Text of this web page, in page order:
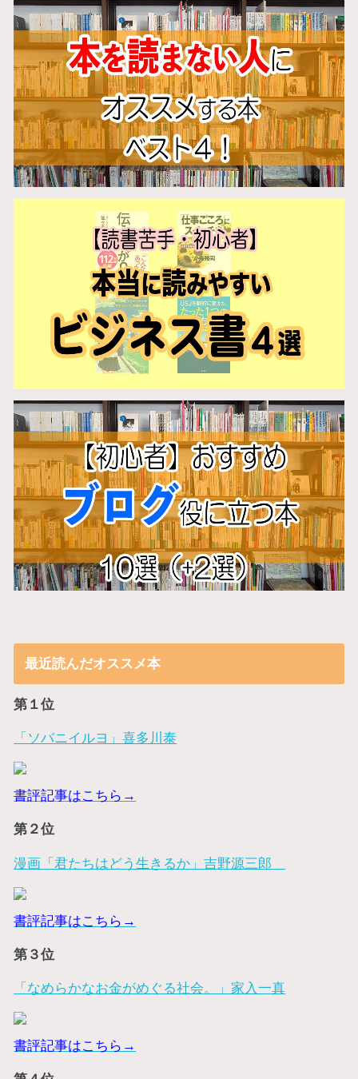
最近読んだオススメ本
第１位
「ソバニイルヨ」喜多川泰
書評記事はこちら→
第２位
漫画「君たちはどう生きるか」吉野源三郎
書評記事はこちら→
第３位
「なめらかなお金がめぐる社会。」家入一真
書評記事はこちら→